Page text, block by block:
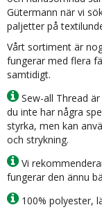
Gütermann när vi
paljetter på
Vårt sortiment är
fungerar med flera
samtidigt.
Sew-all Thread
du inte har några
styrka, men kan
och strykning.
Vi
fungerar den ännu
100% polyester,